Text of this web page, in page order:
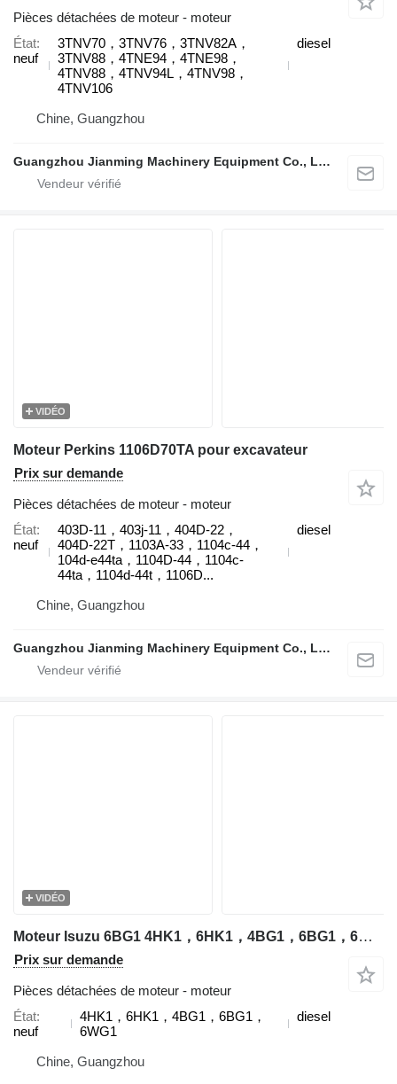
Pièces détachées de moteur - moteur
État
neuf
3TNV70，3TNV76，3TNV82A，
3TNV88，4TNE94，4TNE98，
4TNV88，4TNV94L，4TNV98，
4TNV106
diesel
Chine, Guangzhou
Guangzhou Jianming Machinery Equipment Co., Ltd.
VIDÉO
Moteur Perkins 1106D70TA pour excavateur
Prix sur demande
Pièces détachées de moteur - moteur
État
neuf
403D-11，403j-11，404D‑22，
404D‑22T，1103A-33，1104c-44，
104d-e44ta，1104D-44，1104c-
44ta，1104d-44t，1106D...
diesel
Chine, Guangzhou
Guangzhou Jianming Machinery Equipment Co., Ltd.
VIDÉO
Moteur Isuzu 6BG1 4HK1，6HK1，4BG1，6BG1，6WG1 pour excavateur
Prix sur demande
Pièces détachées de moteur - moteur
État
neuf
4HK1，6HK1，4BG1，6BG1，
6WG1
diesel
Chine, Guangzhou